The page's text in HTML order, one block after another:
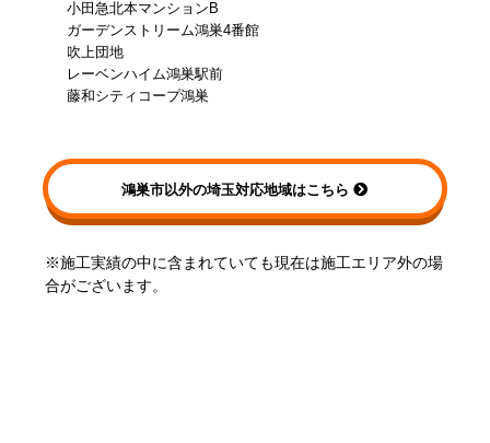
小田急北本マンションB
ガーデンストリーム鴻巣4番館
吹上団地
レーベンハイム鴻巣駅前
藤和シティコープ鴻巣
鴻巣市以外の埼玉対応地域はこちら
※施工実績の中に含まれていても現在は施工エリア外の場
合がございます。